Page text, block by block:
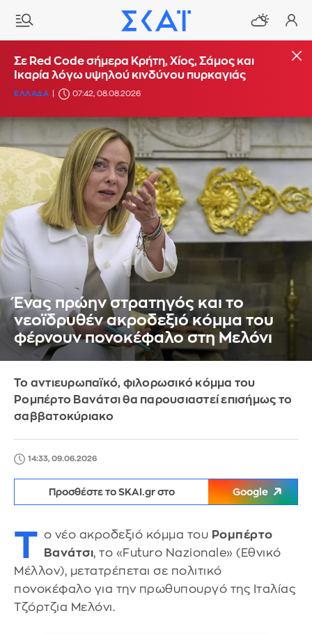
Σε Red Code σήμερα Κρήτη, Χίος, Σάμος και
Ικαρία λόγω υψηλού κινδύνου πυρκαγιάς
ΕΛΛΑΔΑ 07:42, 08.08.2026
Ένας πρώην στρατηγός και το
νεοϊδρυθέν ακροδεξιό κόμμα του
φέρνουν πονοκέφαλο στη Μελόνι
Το αντιευρωπαϊκό, φιλορωσικό κόμμα του
Ρομπέρτο Βανάτσι θα παρουσιαστεί επισήμως το
σαββατοκύριακο
14:33, 09.06.2026
Προσθέστε το SKAI.gr στο Google
Τ ο νέο ακροδεξιό κόμμα του Ρομπέρτο
Βανάτσι, το «Futuro Nazionale» (Εθνικό
Μέλλον), μετατρέπεται σε πολιτικό
πονοκέφαλο για την πρωθυπουργό της Ιταλίας
Τζόρτζια Μελόνι.